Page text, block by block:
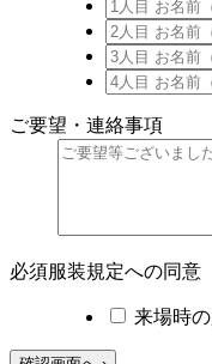
ご要望・連絡事項
必須服装規定への同意
来場時